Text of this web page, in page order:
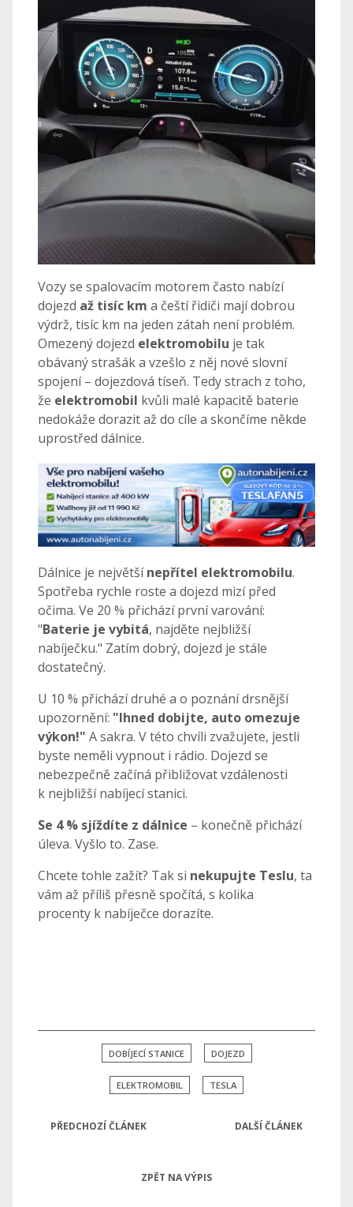
Vozy se spalovacím motorem často nabízí
dojezd až tisíc km a čeští řidiči mají dobrou
výdrž, tisíc km na jeden zátah není problém.
Omezený dojezd elektromobilu je tak
obávaný strašák a vzešlo z něj nové slovní
spojení – dojezdová tíseň. Tedy strach z toho,
že elektromobil kvůli malé kapacitě baterie
nedokáže dorazit až do cíle a skončíme někde
uprostřed dálnice.
Dálnice je největšínepřítel elektromobilu.
Spotřeba rychle roste a dojezd mizí před
očima. Ve 20 % přichází první varování:
"Baterie je vybitá, najděte nejbližší
nabíječku." Zatím dobrý, dojezd je stále
dostatečný.
U 10 % přichází druhé a o poznání drsnější
upozornění: "Ihned dobijte, auto omezuje
výkon!" A sakra. V této chvíli zvažujete, jestli
byste neměli vypnout i rádio. Dojezd se
nebezpečně začíná přibližovat vzdálenosti
k nejbližší nabíjecí stanici.
Se 4 % sjíždíte z dálnice – konečně přichází
úleva. Vyšlo to. Zase.
Chcete tohle zažít? Tak si nekupujte Teslu, ta
vám až příliš přesně spočítá, s kolika
procenty k nabíječce dorazíte.
DOBÍJECÍ STANICE DOJEZD
ELEKTROMOBIL TESLA
PŘEDCHOZÍ ČLÁNEK DALŠÍ ČLÁNEK
ZPĚT NA VÝPIS